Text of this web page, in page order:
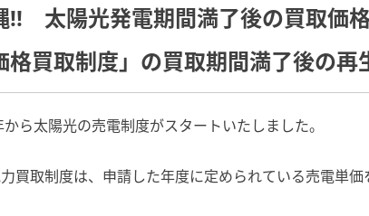
!! 太陽光発電期間満了後の買取価
格買取制度」の買取期間満了後の
ら太陽光の売電制度がスタートいたしました。
買取制度は、申請した年度に定められている売電単価